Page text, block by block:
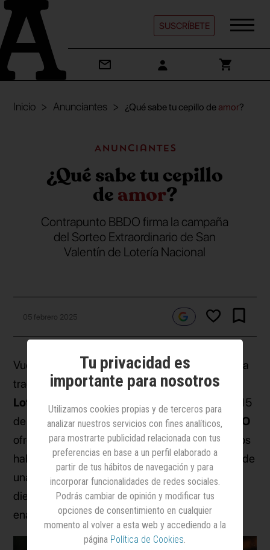
SUSCRÍBETE
Inicio Anunciantes ¿Qué sabe tu cepillo de amor?
Anunciantes
¿Qué sabe tu cepillo
deamor?
Contrapunto BBDO firma la campaña
del Sorteo Extraordinario de San
Valentín de Lotería Nacional
05 febrero 2025
Vuelve San Valentín y, con esta celebración, el ya
tradicional Sorteo Extraordinario que organiza
Lotería Nacional
, que tendrá lugar el próximo 15
de febrero. En esta ocasión,Contrapunto BBDO
ofrece una propuesta que rompe con los códigos
habituales de este sorteo al hablar de amor desde
una perspectiva diferente: la de los cepillos de
dientes que conviven en el baño de los
enamorados.
Tu privacidad es
importante para nosotros
Utilizamos cookies propias y de terceros para
analizar nuestros servicios con fines analíticos,
para mostrarte publicidad relacionada con tus
preferencias en base a un perfil elaborado a
partir de tus hábitos de navegación y para
incorporar funcionalidades de redes sociales.
Podrás cambiar de opinión y modificar tus
opciones de consentimiento en cualquier
momento al volver a esta web y accediendo a la
página Política de Cookies.